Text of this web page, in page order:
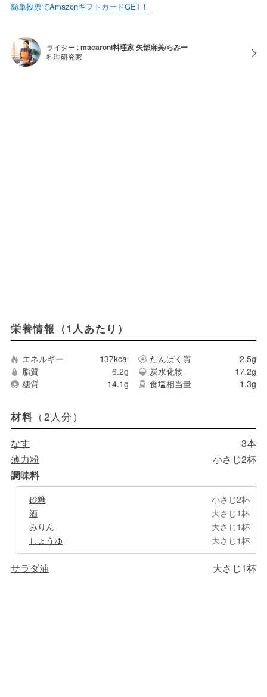
簡単投票でAmazonギフトカードGET！
ライター :macaroni料理家 矢部麻美/らみー
料理研究家
栄養情報（1人あたり）
エネルギー 137kcal たんぱく質
2.5g
脂質
6.2g 炭水化物
17.2g
糖質
14.1g 食塩相当量 1.3g
材料 （2人分）
なす
3本
薄力粉
小さじ2杯
調味料
砂糖
小さじ2杯
酒
大さじ1杯
みりん
大さじ1杯
しょうゆ
大さじ1杯
サラダ油 大さじ1杯